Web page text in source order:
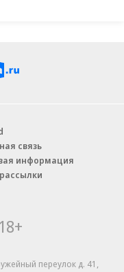
связь
информация
18+
переулок д. 41,